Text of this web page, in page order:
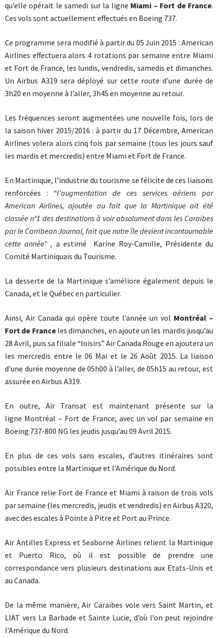
qu’elle opérait le samedi sur la ligne Miami – Fort de France.
Ces vols sont actuellement effectués en Boeing 737.
Ce programme sera modifié à partir du 05 Juin 2015 : American
Airlines effectuera alors 4 rotations par semaine entre Miami
et Fort de France, les lundis, vendredis, samedis et dimanches.
Un Airbus A319 sera déployé sur cette route d’une durée de
3h20 en moyenne à l’aller, 3h45 en moyenne au retour.
Les fréquences seront augmentées une nouvelle fois, lors de
la saison hiver 2015/2016 : à partir du 17 Décembre, American
Airlines volera alors cinq fois par semaine (tous les jours sauf
les mardis et mercredis) entre Miami et Fort de France.
En Martinique, l’industrie du tourisme se félicite de ces liaisons
renforcées : “l’augmentation de ces services aériens par
American Airlines, ajoutée au fait que la Martinique ait été
classée n°1 des destinations à voir absolument dans les Caraïbes
par le Carribean Journal, fait que notre île devient incontournable
cette année” , a estimé Karine Roy-Camille, Présidente du
Comité Martiniquais du Tourisme.
La desserte de la Martinique s’améliore également depuis le
Canada, et le Québec en particulier.
Ainsi, Air Canada qui opère toute l’année un vol Montréal –
Fort de Franceles dimanches, en ajoute un les mardis jusqu’au
28 Avril, puis sa filiale “loisirs” Air Canada Rouge en ajoutera un
les mercredis entre le 06 Mai et le 26 Août 2015. La liaison
d’une durée moyenne de 05h00 à l’aller, de 05h15 au retour, est
assurée en Airbus A319.
En outre, Air Transat est maintenant présente sur la
ligne Montréal – Fort de France, avec un vol par semaine en
Boeing 737-800 NG les jeudis jusqu’au 09 Avril 2015.
En plus de ces vols sans escales, d’autres itinéraires sont
possibles entre la Martinique et l’Amérique du Nord.
Air France relie Fort de France et Miami à raison de trois vols
par semaine (les mercredis, jeudis et vendredis) en Airbus A320,
avec des escales à Pointe à Pitre et Port au Prince.
Air Antilles Express et Seaborne Airlines relient la Martinique
et Puerto Rico, où il est possible de prendre une
correspondance vers plusieurs destinations aux Etats-Unis et
au Canada.
De la même manière, Air Caraïbes vole vers Saint Martin, et
LIAT vers La Barbade et Sainte Lucie, d’où l’on peut rejoindre
l’Amérique du Nord.